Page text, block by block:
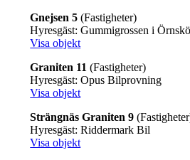
Gnejsen 5 (Fastigheter)
Hyresgäst: Gummigrossen i
Visa objekt
Graniten 11 (Fastigheter)
Hyresgäst: Opus Bilprovning
Visa objekt
Strängnäs Graniten 9
Hyresgäst: Riddermark Bil
Visa objekt